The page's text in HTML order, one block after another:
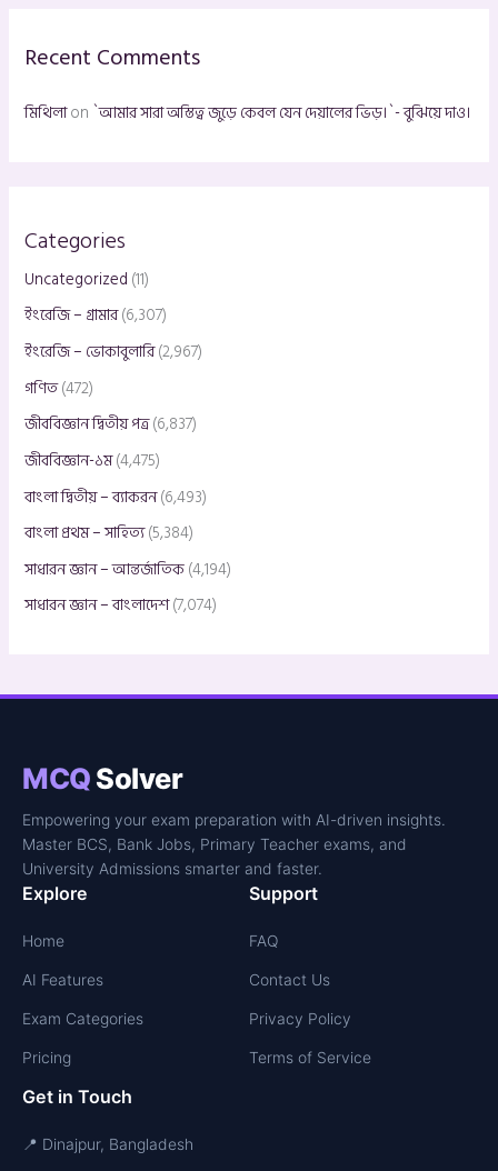
f
Recent Comments
মিথিলাon `আমার সারা অস্তিত্ব জুড়ে কেবল যেন দেয়ালের ভিড়।`- বুঝিয়ে দাও।
Categories
Uncategorized (11)
ইংরেজি – গ্রামার(6,307)
ইংরেজি – ভোকাবুলারি(2,967)
গণিত(472)
জীববিজ্ঞান দ্বিতীয় পত্র(6,837)
জীববিজ্ঞান-১ম(4,475)
বাংলা দ্বিতীয় – ব্যাকরন(6,493)
বাংলা প্রথম – সাহিত্য(5,384)
সাধারন জ্ঞান – আন্তর্জাতিক(4,194)
সাধারন জ্ঞান – বাংলাদেশ(7,074)
MCQSolver
Empowering your exam preparation with AI-driven insights.
Master BCS, Bank Jobs, Primary Teacher exams, and
University Admissions smarter and faster.
Explore
Home
AI Features
Exam Categories
Pricing
Support
FAQ
Contact Us
Privacy Policy
Terms of Service
Get in Touch
📍 Dinajpur, Bangladesh